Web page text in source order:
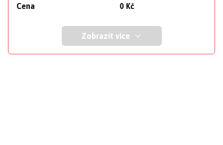
Cena 0 Kč
Zobrazit více